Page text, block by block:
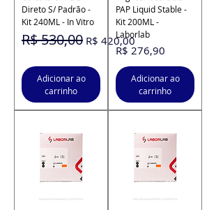
Direto S/ Padrão -
Kit 240ML - In Vitro
Preço normal
R$ 530,00 Preço promocional
R$ 420,00
Adicionar ao
carrinho
PAP Liquid Stable -
Kit 200ML -
Laborlab
Preço
R$ 276,90
Adicionar ao
carrinho